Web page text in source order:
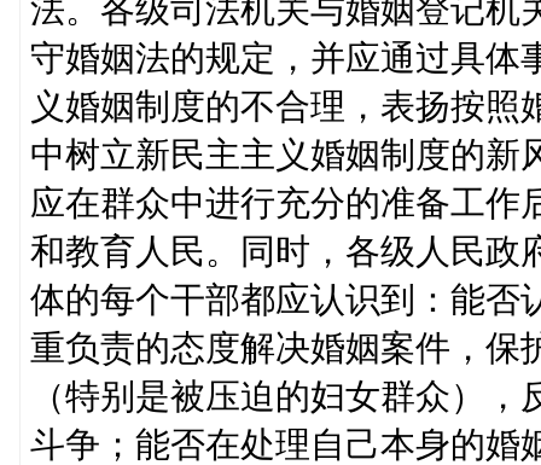
法。各级司法机关与婚姻登记机
守婚姻法的规定，并应通过具体
义婚姻制度的不合理，表扬按
中树立新民主主义婚姻制度的新
应在群众中进行充分的准备工作
和教育人民。同时，各级人民政
体的每个干部都应认识到：能否
重负责的态度解决婚姻案件，保
（特别是被压迫的妇女群众）
斗争；能否在处理自己本身的婚